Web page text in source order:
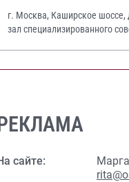
г. Москва, Каширское шоссе,
зал специализированного
сайте: